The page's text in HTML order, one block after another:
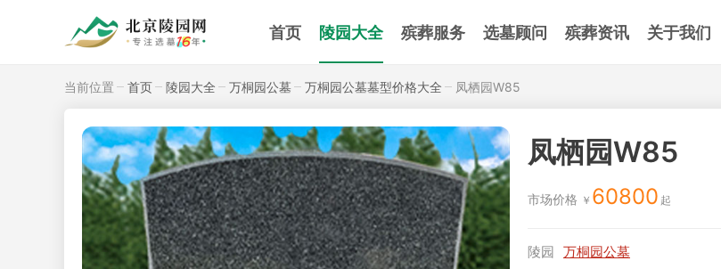
首页 陵园大全 殡葬服务 选墓顾问 殡葬资讯 关于我们
当前位置 首页 陵园大全 万桐园公墓 万桐园公墓墓型价格大全 凤栖园W85
凤栖园W85
市场价格 60800
陵园 万桐园公墓